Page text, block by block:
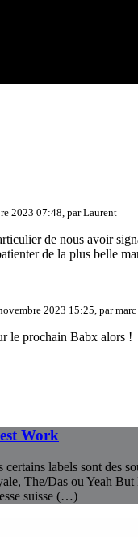
2023 07:48, parLaurent
de nous avoir
de la plus belle
2023 15:25, parmarc
le prochain Babx alors !
Work
labels sont des
The/Das ou Yeah But
suisse (…)